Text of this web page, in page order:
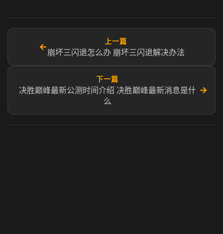
←
上一篇
崩坏三闪退怎么办 崩坏三闪退解决办法
下一篇
决胜巅峰最新公测时间介绍 决胜巅峰最新消息是什
么
→